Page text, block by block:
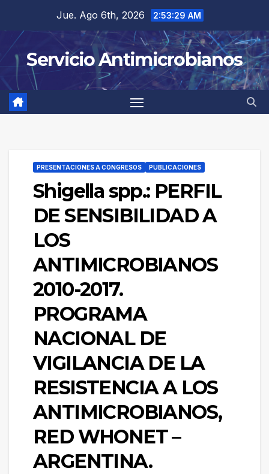
contenido
Jue. Ago 6th, 2026 2:53:29 AM
Servicio Antimicrobianos
PRESENTACIONES A CONGRESOS PUBLICACIONES
Shigella spp.: PERFIL
DE SENSIBILIDAD A
LOS
ANTIMICROBIANOS
2010-2017.
PROGRAMA
NACIONAL DE
VIGILANCIA DE LA
RESISTENCIA A LOS
ANTIMICROBIANOS,
RED WHONET –
ARGENTINA.